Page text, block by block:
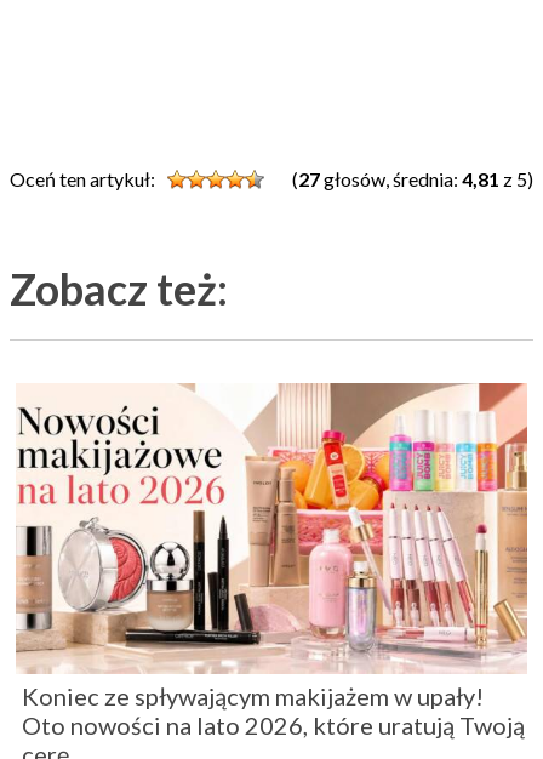
Oceń ten artykuł: (27głosów, średnia: 4,81 z 5)
Zobacz też:
Koniec ze spływającym makijażem w upały!
Oto nowości na lato 2026, które uratują Twoją